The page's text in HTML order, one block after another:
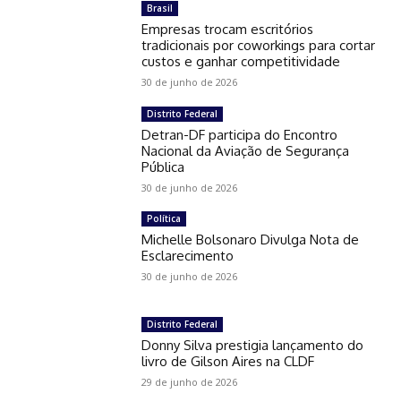
Brasil
Empresas trocam escritórios
tradicionais por coworkings para cortar
custos e ganhar competitividade
30 de junho de 2026
Distrito Federal
Detran-DF participa do Encontro
Nacional da Aviação de Segurança
Pública
30 de junho de 2026
Política
Michelle Bolsonaro Divulga Nota de
Esclarecimento
30 de junho de 2026
Distrito Federal
Donny Silva prestigia lançamento do
livro de Gilson Aires na CLDF
29 de junho de 2026